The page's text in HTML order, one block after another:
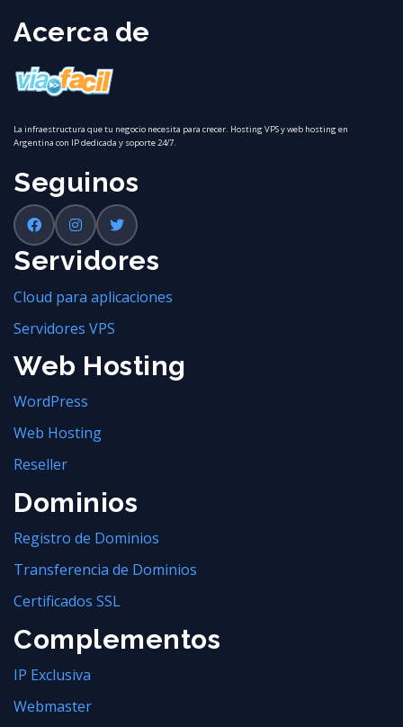
Acerca de
La infraestructura que tu negocio necesita para crecer. Hosting VPS y web hosting en
Argentina con IP dedicada y soporte 24/7.
Seguinos
Servidores
Cloud para aplicaciones
Servidores VPS
Web Hosting
WordPress
Web Hosting
Reseller
Dominios
Registro de Dominios
Transferencia de Dominios
Certificados SSL
Complementos
IP Exclusiva
Webmaster